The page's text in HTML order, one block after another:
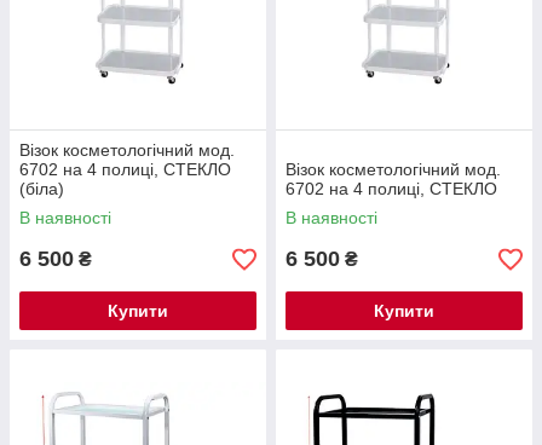
Візок косметологічний мод.
6702 на 4 полиці, СТЕКЛО
(біла)
В наявності
6 500 ₴
Купити
Візок косметологічний мод.
6702 на 4 полиці, СТЕКЛО
В наявності
6 500 ₴
Купити